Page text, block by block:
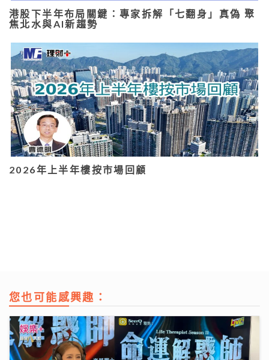
港股下半年布局關鍵：專家拆解「七翻身」真偽 聚
焦北水與AI新趨勢
2026年上半年樓按市場回顧
您也可能感興趣：